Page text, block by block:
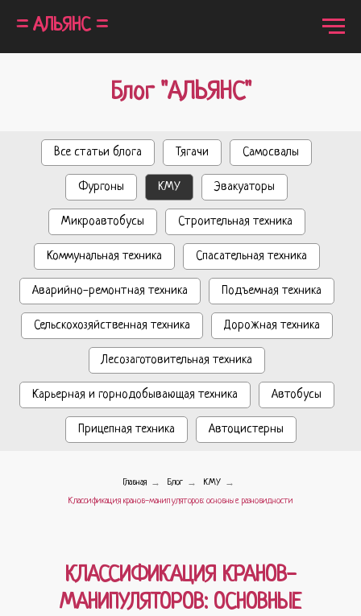
= АЛЬЯНС =
Блог "АЛЬЯНС"
Все статьи блога Тягачи Самосвалы
Фургоны КМУ Эвакуаторы
Микроавтобусы Строительная техника
Коммунальная техника Спасательная техника
Аварийно-ремонтная техника Подъемная техника
Сельскохозяйственная техника Дорожная техника
Лесозаготовительная техника
Карьерная и горнодобывающая техника Автобусы
Прицепная техника Автоцистерны
Главная → Блог → КМУ →
Классификация кранов-манипуляторов: основные разновидности
КЛАССИФИКАЦИЯ КРАНОВ-
МАНИПУЛЯТОРОВ: ОСНОВНЫЕ